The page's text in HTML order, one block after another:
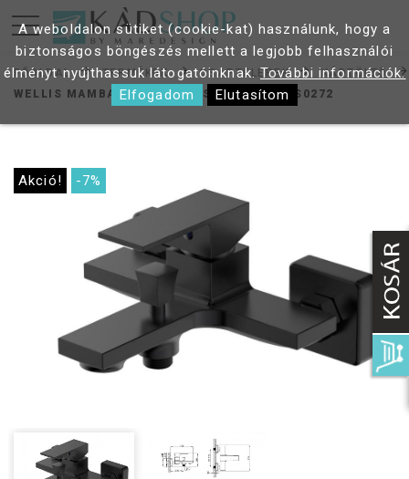
FŐOLDAL TERMÉKEK CSAPTELEPEK
KÁDTÖLTŐ
WELLIS MAMBA KÁDTÖLTŐ CSAPTELEP ACS0272
Akció! -7%
A weboldalon sütiket (cookie-kat) használunk, hogy a
biztonságos böngészés mellett a legjobb felhasználói
élményt nyújthassuk látogatóinknak.További információk.
Elfogadom
Elutasítom